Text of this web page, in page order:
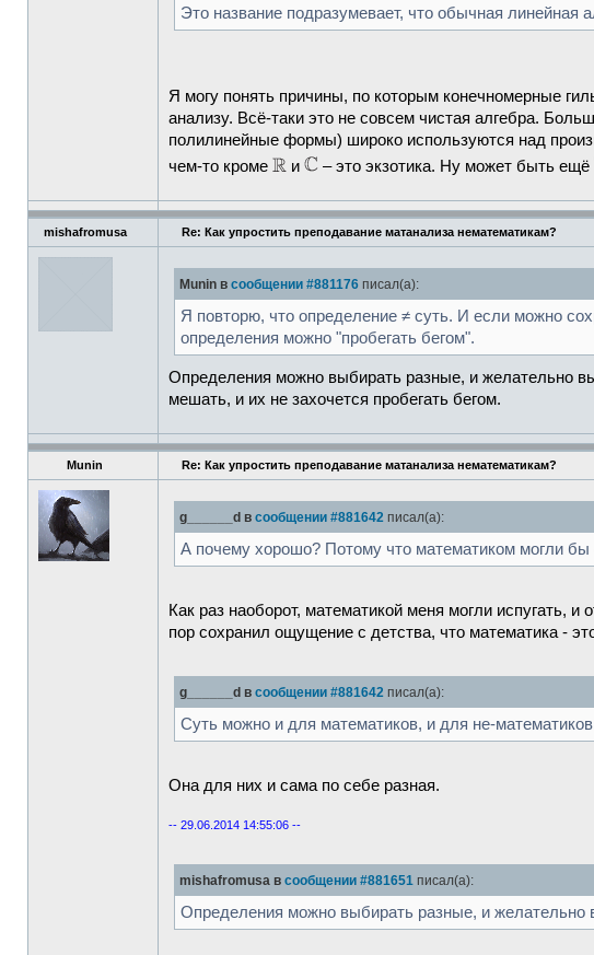
Это название подразумевает, что обычная линейная
Я могу понять причины, по которым конечномерные
анализу. Всё-таки это не совсем чистая алгебра.
полилинейные формы) широко используются над
чем-то кроме
и – это экзотика. Ну может быть ещё
mishafromusa Re: Как упростить преподавание матанализа нематематикам?
Munin в сообщении #881176 писал(а):
Я повторю, что определение ≠ суть. И если можно
определения можно "пробегать бегом".
Определения можно выбирать разные, и желательно
мешать, и их не захочется пробегать бегом.
Munin Re: Как упростить преподавание матанализа нематематикам?
g______d в сообщении #881642 писал(а):
А почему хорошо? Потому что математиком могли бы
Как раз наоборот, математикой меня могли испугать,
пор сохранил ощущение с детства, что математика -
g______d в сообщении #881642 писал(а):
Суть можно и для математиков, и для не-
Она для них и сама по себе разная.
-- 29.06.2014 14:55:06 --
mishafromusa в сообщении #881651 писал(а):
Определения можно выбирать разные, и желательно